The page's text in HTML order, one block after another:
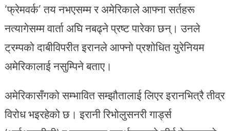
‘फ्रेमवर्क’ तय नभएसम्म र अमेरिकाले आफ्ना सर्तहरू
नत्यागेसम्म वार्ता अघि नबढ्ने प्रष्ट पारेका छन्। उनले
ट्रम्पको दाबीविपरीत इरानले आफ्नो प्रशोधित युरेनियम
अमेरिकालाई नसुम्पिने बताए।
अमेरिकासँगको सम्भावित सम्झौतालाई लिएर इरानभित्रै तीव्र
विरोध भइरहेको छ। इरानी रिभोलुसनरी गार्ड्स